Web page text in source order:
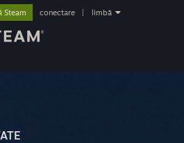
Steam conectare limbă